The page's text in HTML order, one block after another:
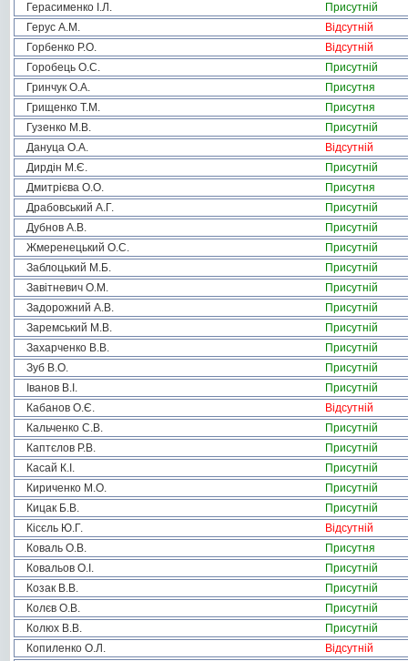
Герасименко І.Л.
Присутній
Герус А.М.
Відсутній
Горбенко Р.О.
Відсутній
Горобець О.С.
Присутній
Гринчук О.А.
Присутня
Грищенко Т.М.
Присутня
Гузенко М.В.
Присутній
Дануца О.А.
Відсутній
Дирдін М.Є.
Присутній
Дмитрієва О.О.
Присутня
Драбовський А.Г.
Присутній
Дубнов А.В.
Присутній
Жмеренецький О.С.
Присутній
Заблоцький М.Б.
Присутній
Завітневич О.М.
Присутній
Задорожний А.В.
Присутній
Заремський М.В.
Присутній
Захарченко В.В.
Присутній
Зуб В.О.
Присутній
Іванов В.І.
Присутній
Кабанов О.Є.
Відсутній
Кальченко С.В.
Присутній
Каптєлов Р.В.
Присутній
Касай К.І.
Присутній
Кириченко М.О.
Присутній
Кицак Б.В.
Присутній
Кісєль Ю.Г.
Відсутній
Коваль О.В.
Присутня
Ковальов О.І.
Присутній
Козак В.В.
Присутній
Колєв О.В.
Присутній
Колюх В.В.
Присутній
Копиленко О.Л.
Відсутній